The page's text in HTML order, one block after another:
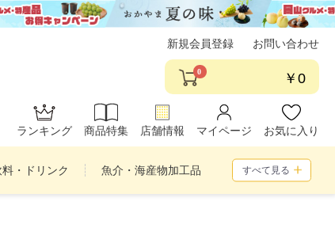
新規会員登録 お問い合わせ
0 ￥0
ランキング 商品特集 店舗情報 マイページ お気に入り
料・ドリンク 魚介・海産物加工品 すべて見る